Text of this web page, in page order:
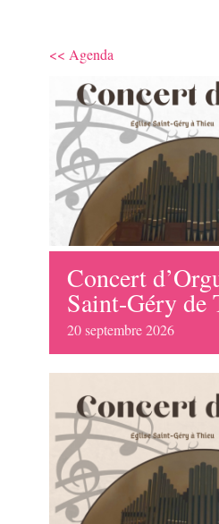
<< Agenda
Concert
Saint-Géry de
20septembre2026